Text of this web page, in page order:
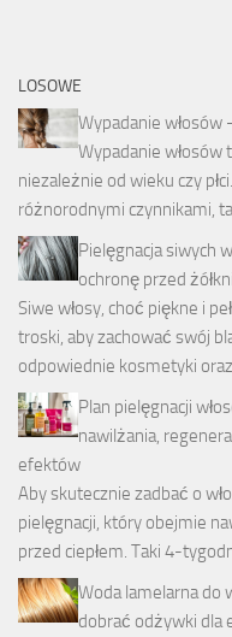
LOSOWE
Wypadanie włosów
Wypadanie
niezależnie od wieku czy
różnorodnymi czynnikami,
Pielęgnacja siwych
ochronę przed
Siwe włosy, choć piękne i
troski, aby zachować swój
odpowiednie kosmetyki
Plan pielęgnacji
nawilżania,
efektów
Aby skutecznie zadbać o
pielęgnacji, który obejmie
przed ciepłem. Taki 4-
Woda lamelarna do
dobrać odżywki dla